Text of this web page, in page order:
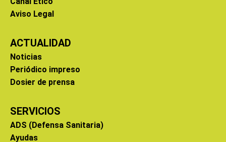
Aviso Legal
ACTUALIDAD
Noticias
Periódico impreso
Dosier de prensa
SERVICIOS
ADS (Defensa Sanitaria)
Ayudas